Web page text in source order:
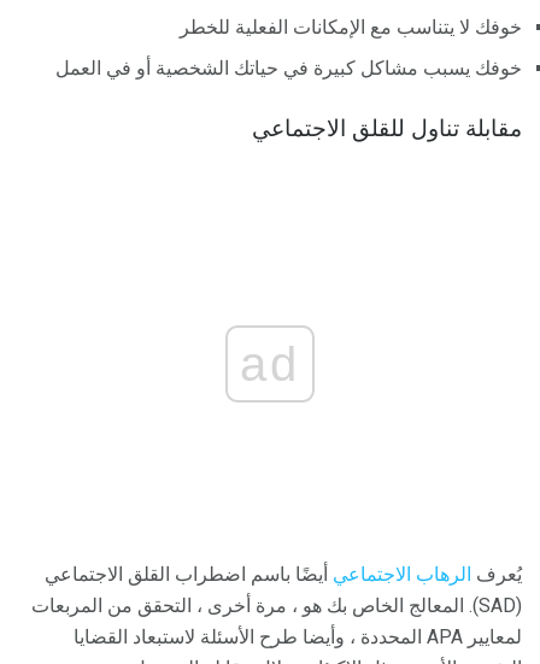
خوفك لا يتناسب مع الإمكانات الفعلية للخطر
خوفك يسبب مشاكل كبيرة في حياتك الشخصية أو في العمل
مقابلة تناول للقلق الاجتماعي
ad
يُعرف الرهاب الاجتماعي أيضًا باسم اضطراب القلق الاجتماعي
(SAD). المعالج الخاص بك هو ، مرة أخرى ، التحقق من المربعات
لمعايير APA المحددة ، وأيضا طرح الأسئلة لاستبعاد القضايا